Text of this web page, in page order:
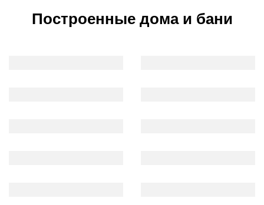
Построенные дома и бани